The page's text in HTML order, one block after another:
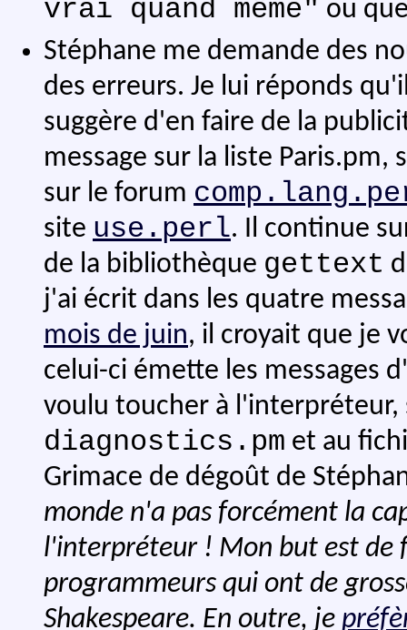
vrai quand même" ou
Stéphane me demande des
des erreurs. Je lui réponds
suggère d'en faire de la
message sur la liste Paris.pm,
sur le forum
site use.perl. Il continue
de la bibliothèque gettext
j'ai écrit dans les quatre
mois de juin, il croyait que je
celui-ci émette les messages
voulu toucher à
diagnostics.pm et au
Grimace de dégoût de
monde n'a pas forcément la
l'interpréteur ! Mon but est de
programmeurs qui ont de
Shakespeare. En outre, je